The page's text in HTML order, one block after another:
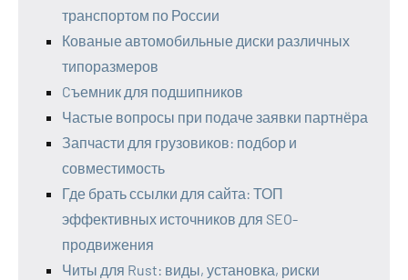
транспортом по России
Кованые автомобильные диски различных
типоразмеров
Cъемник для подшипников
Частые вопросы при подаче заявки партнёра
Запчасти для грузовиков: подбор и
совместимость
Где брать ссылки для сайта: ТОП
эффективных источников для SEO-
продвижения
Читы для Rust: виды, установка, риски